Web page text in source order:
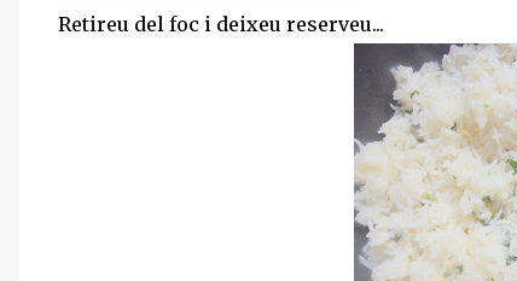
Retireu del foc i deixeu reserveu...